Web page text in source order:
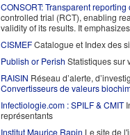
CONSORT: Transparent reporting
controlled trial (RCT), enabling
validity of its results. It
CISMEFCatalogue et Index des
Publish or Perish Statistiques sur
RAISIN Réseau d’alerte,
Convertisseurs de valeurs
Infectiologie.com : SPILF & CMIT
représentants
Institut Maurice Rapin Le site de